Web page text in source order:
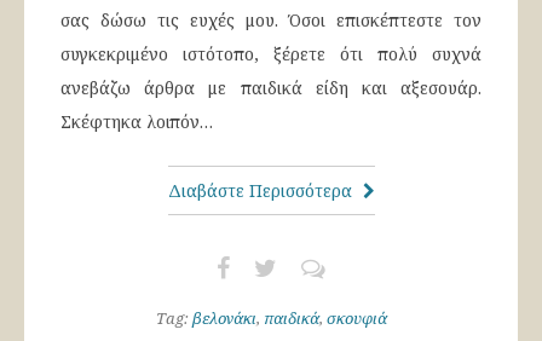
σας δώσω τις ευχές μου. Όσοι επισκέπτεστε τον
συγκεκριμένο ιστότοπο, ξέρετε ότι πολύ συχνά
ανεβάζω άρθρα με παιδικά είδη και αξεσουάρ.
Σκέφτηκα λοιπόν…
Διαβάστε Περισσότερα
Tag: βελονάκι, παιδικά, σκουφιά